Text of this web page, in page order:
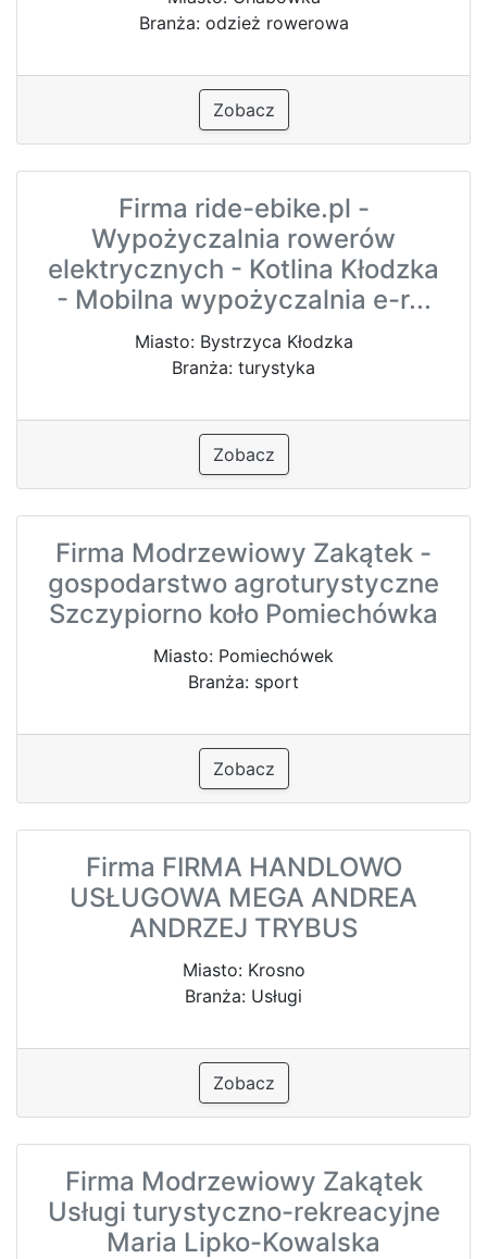
Branża: odzież rowerowa
Zobacz
Firma ride-ebike.pl -
Wypożyczalnia rowerów
elektrycznych - Kotlina Kłodzka
- Mobilna wypożyczalnia e-r...
Miasto: Bystrzyca Kłodzka
Branża: turystyka
Zobacz
Firma Modrzewiowy Zakątek -
gospodarstwo agroturystyczne
Szczypiorno koło Pomiechówka
Miasto: Pomiechówek
Branża: sport
Zobacz
Firma FIRMA HANDLOWO
USŁUGOWA MEGA ANDREA
ANDRZEJ TRYBUS
Miasto: Krosno
Branża: Usługi
Zobacz
Firma Modrzewiowy Zakątek
Usługi turystyczno-rekreacyjne
Maria Lipko-Kowalska